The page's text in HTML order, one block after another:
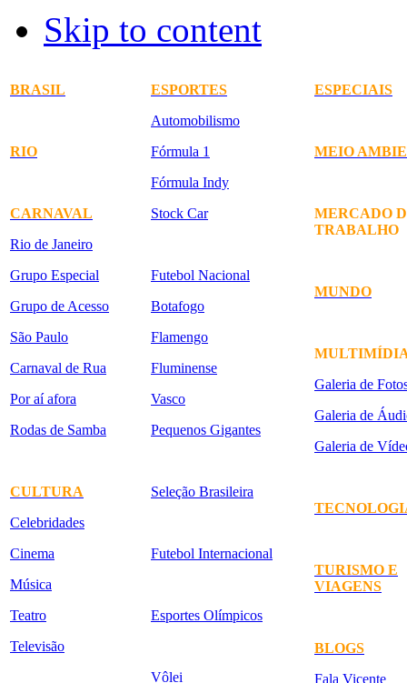
Skip to content
BRASIL
RIO
CARNAVAL
Rio de Janeiro
Grupo Especial
Grupo de Acesso
São Paulo
Carnaval de Rua
Por aí afora
Rodas de Samba
CULTURA
Celebridades
Cinema
Música
Teatro
Televisão
ESPORTES
Automobilismo
Fórmula 1
Fórmula Indy
Stock Car
Futebol Nacional
Botafogo
Flamengo
Fluminense
Vasco
Pequenos Gigantes
Seleção Brasileira
Futebol Internacional
Esportes Olímpicos
Vôlei
ESPECIAIS
MEIO
MERCADO
TRABALHO
MUNDO
Galeria de
Galeria de
Galeria de
TURISMO E
VIAGENS
BLOGS
Fala Vicente